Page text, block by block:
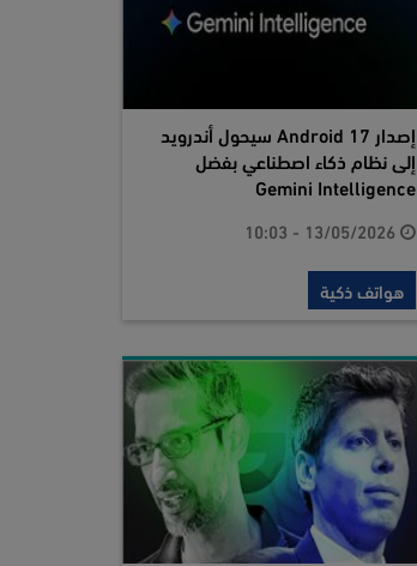
إصدار Android 17 سيحول أندرويد
إلى نظام ذكاء اصطناعي بفضل
Gemini Intelligence
هواتف ذكية